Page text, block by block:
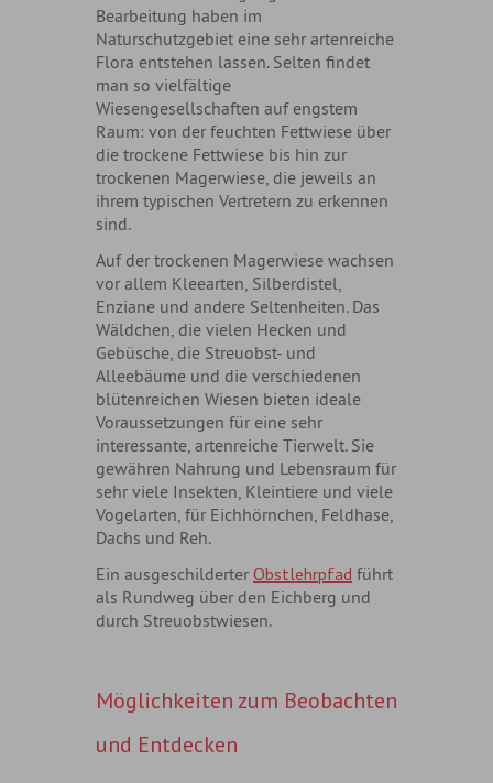
Bearbeitung haben im
Naturschutzgebiet eine sehr artenreiche
Flora entstehen lassen. Selten findet
man so vielfältige
Wiesengesellschaften auf engstem
Raum: von der feuchten Fettwiese über
die trockene Fettwiese bis hin zur
trockenen Magerwiese, die jeweils an
ihrem typischen Vertretern zu erkennen
sind.
Auf der trockenen Magerwiese wachsen
vor allem Kleearten, Silberdistel,
Enziane und andere Seltenheiten. Das
Wäldchen, die vielen Hecken und
Gebüsche, die Streuobst- und
Alleebäume und die verschiedenen
blütenreichen Wiesen bieten ideale
Voraussetzungen für eine sehr
interessante, artenreiche Tierwelt. Sie
gewähren Nahrung und Lebensraum für
sehr viele Insekten, Kleintiere und viele
Vogelarten, für Eichhörnchen, Feldhase,
Dachs und Reh.
Ein ausgeschilderter Obstlehrpfad führt
als Rundweg über den Eichberg und
durch Streuobstwiesen.
Möglichkeiten zum Beobachten
und Entdecken